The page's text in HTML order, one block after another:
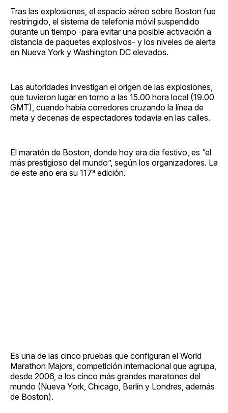
Tras las explosiones, el espacio aéreo sobre Boston fue
restringido, el sistema de telefonía móvil suspendido
durante un tiempo -para evitar una posible activación a
distancia de paquetes explosivos- y los niveles de alerta
en Nueva York y Washington DC elevados.
Las autoridades investigan el origen de las explosiones,
que tuvieron lugar en torno a las 15.00 hora local (19.00
GMT), cuando había corredores cruzando la línea de
meta y decenas de espectadores todavía en las calles.
El maratón de Boston, donde hoy era día festivo, es “el
más prestigioso del mundo”, según los organizadores. La
de este año era su 117ª edición.
Es una de las cinco pruebas que configuran el World
Marathon Majors, competición internacional que agrupa,
desde 2006, a los cinco más grandes maratones del
mundo (Nueva York, Chicago, Berlín y Londres, además
de Boston).